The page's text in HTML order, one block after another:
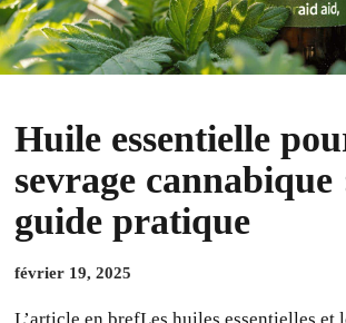
Huile essentielle
sevrage cannabique
guide pratique
février 19, 2025